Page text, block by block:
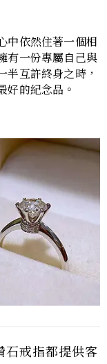
中依然住著一個相
有一份專屬自己與
半互許終身之時，
好的紀念品。
戒指都提供客